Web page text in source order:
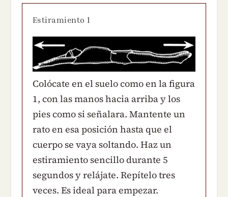
Estiramiento 1
Colócate en el suelo como en la figura
1, con las manos hacia arriba y los
pies como si señalara. Mantente un
rato en esa posición hasta que el
cuerpo se vaya soltando. Haz un
estiramiento sencillo durante 5
segundos y relájate. Repítelo tres
veces. Es ideal para empezar.